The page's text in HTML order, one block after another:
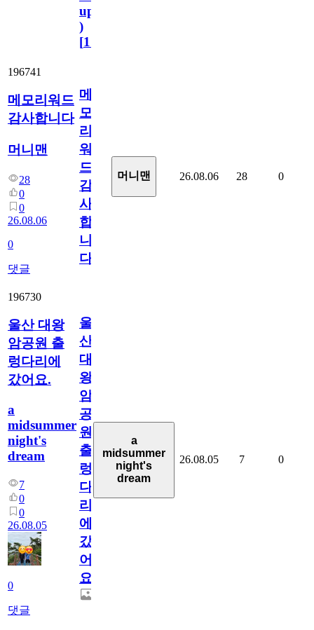
update
)
[110
196741
메모리워드
감사합니다
머니맨
28
0
0
26.08.06
0
댓글
메
모
리
워
드
감
사
합
니
다
머니맨 26.08.06 28 0
196730
울산 대왕
암공원 출
렁다리에
갔어요.
a
midsummer
night's
dream
7
0
0
26.08.05
0
댓글
울
산
대
왕
암
공
원
출
렁
다
리
에
갔
어
요.
a
midsummer
night's
dream
26.08.05 7 0